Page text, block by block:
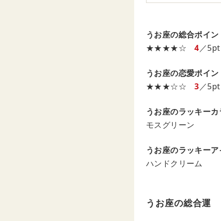
うお座の総合ポイン
★★★★☆4／5pt
うお座の恋愛ポイン
★★★☆☆3／5pt
うお座のラッキーカ
モスグリーン
うお座のラッキー
ハンドクリーム
うお座の総合運